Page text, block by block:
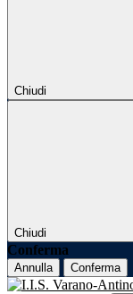
Chiudi
Chiudi
Conferma
Annulla Conferma